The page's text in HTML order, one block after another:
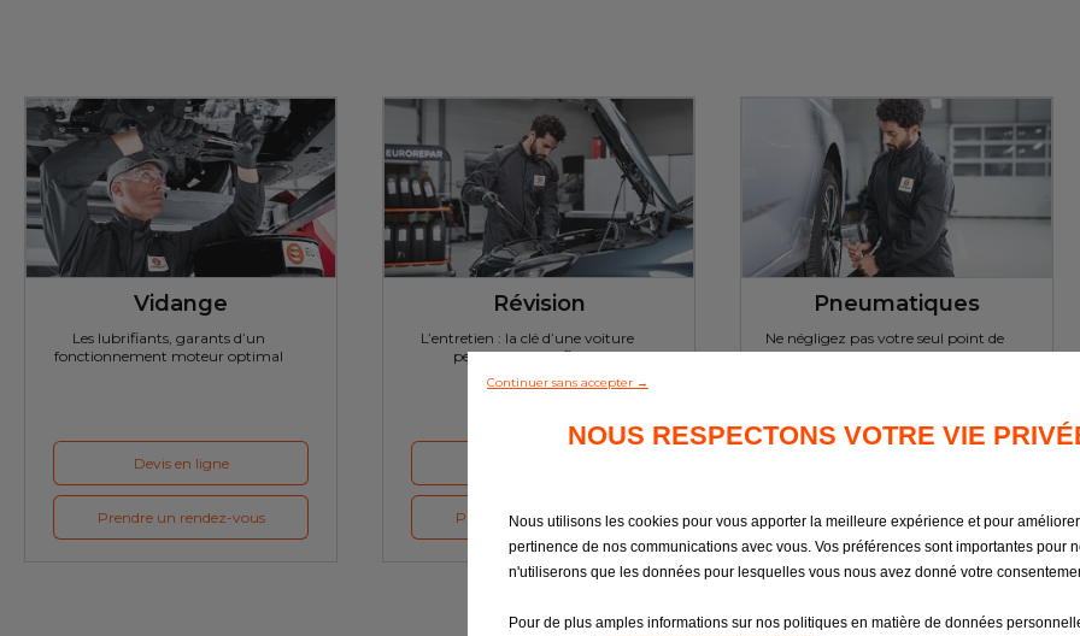
Vidange
Les lubrifiants, garants d’un
fonctionnement moteur optimal
Devis en ligne
Prendre un rendez-vous
Révision
L’entretien : la clé d’une voiture
performante et fiable
Prendre un rendez-vous
Pneumatiques
Ne négligez pas votre seul point de
contact avec la route
Prendre un rendez-vous
Continuer sans accepter →
NOUS RESPECTONS VOTRE VIE
Nous utilisons les cookies pour vous apporter la meilleure expérience et pour
pertinence de nos communications avec vous. Vos préférences sont importantes pour
n'utiliserons que les données pour lesquelles vous nous avez donné votre
Pour de plus amples informations sur nos politiques en matière de données